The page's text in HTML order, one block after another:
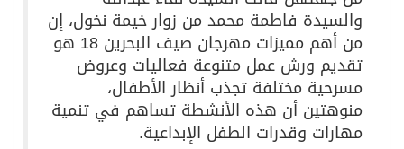
والسيدة فاطمة محمد من زوار خيمة نخول، إن
من أهم مميزات مهرجان صيف البحرين 18 هو
تقديم ورش عمل متنوعة فعاليات وعروض
مسرحية مختلفة تجذب أنظار الأطفال،
منوهتين أن هذه الأنشطة تساهم في تنمية
مهارات وقدرات الطفل الإبداعية.